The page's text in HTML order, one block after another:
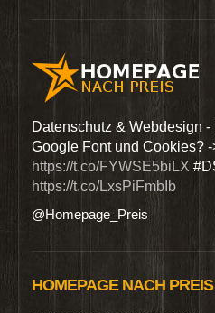
Datenschutz & Webdesign
Google Font und Cookies? -
https://t.co/FYWSE5biLX
https://t.co/LxsPiFmbIb
@Homepage_Preis
HOMEPAGE NACH PREIS